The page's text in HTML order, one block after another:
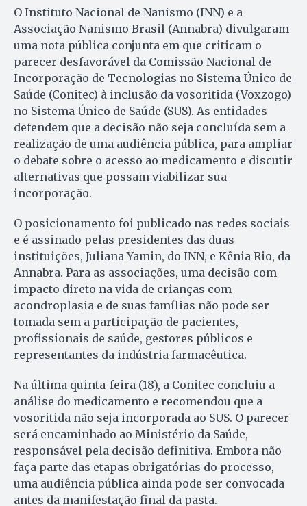
O Instituto Nacional de Nanismo (INN) e a
Associação Nanismo Brasil (Annabra) divulgaram
uma nota pública conjunta em que criticam o
parecer desfavorável da Comissão Nacional de
Incorporação de Tecnologias no Sistema Único de
Saúde (Conitec) à inclusão da vosoritida (Voxzogo)
no Sistema Único de Saúde (SUS). As entidades
defendem que a decisão não seja concluída sem a
realização de uma audiência pública, para ampliar
o debate sobre o acesso ao medicamento e discutir
alternativas que possam viabilizar sua
incorporação.
O posicionamento foi publicado nas redes sociais
e é assinado pelas presidentes das duas
instituições, Juliana Yamin, do INN, e Kênia Rio, da
Annabra. Para as associações, uma decisão com
impacto direto na vida de crianças com
acondroplasia e de suas famílias não pode ser
tomada sem a participação de pacientes,
profissionais de saúde, gestores públicos e
representantes da indústria farmacêutica.
Na última quinta-feira (18), a Conitec concluiu a
análise do medicamento e recomendou que a
vosoritida não seja incorporada ao SUS. O parecer
será encaminhado ao Ministério da Saúde,
responsável pela decisão definitiva. Embora não
faça parte das etapas obrigatórias do processo,
uma audiência pública ainda pode ser convocada
antes da manifestação final da pasta.